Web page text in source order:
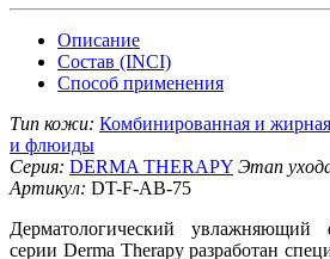
Описание
Состав (INCI)
Способ применения
Тип кожи: Комбинированная и жирная
и флюиды
Серия: DERMA THERAPY Этап
Артикул: DT-F-AB-75
Дерматологический
серии Derma Therapy разработан